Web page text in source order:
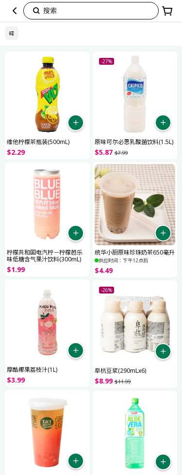
搜索
清
维他柠檬茶瓶装(500mL)
$2.29
-27%
原味可尔必思乳酸菌饮料(1.5L)
$5.87 $7.99
柠檬共和国电汽柠－柠檬芭乐
味低糖含气果汁饮料(300mL)
$1.99
统华小厨原味珍珠奶茶650毫升
供应时间：下午12点后
$4.49
摩酷椰果荔枝汁(1L)
$3.99
-26%
阜杭豆浆(290mLx6)
$8.99 $11.99